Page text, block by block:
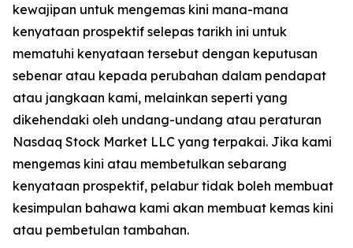
kewajipan untuk mengemas kini mana-mana
kenyataan prospektif selepas tarikh ini untuk
mematuhi kenyataan tersebut dengan keputusan
sebenar atau kepada perubahan dalam pendapat
atau jangkaan kami, melainkan seperti yang
dikehendaki oleh undang-undang atau peraturan
Nasdaq Stock Market LLC yang terpakai. Jika kami
mengemas kini atau membetulkan sebarang
kenyataan prospektif, pelabur tidak boleh membuat
kesimpulan bahawa kami akan membuat kemas kini
atau pembetulan tambahan.